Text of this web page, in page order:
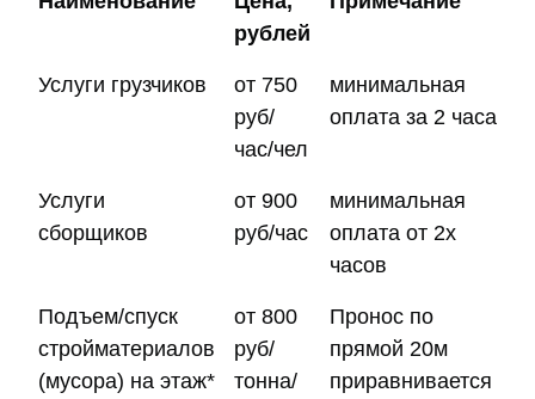
рублей
Услуги грузчиков
от 750
руб/
час/чел
минимальная
оплата за 2 часа
Услуги
сборщиков
от 900
руб/час
минимальная
оплата от 2х
часов
Подъем/спуск
стройматериалов
(мусора) на этаж*
от 800
руб/
тонна/
Пронос по
прямой 20м
приравнивается